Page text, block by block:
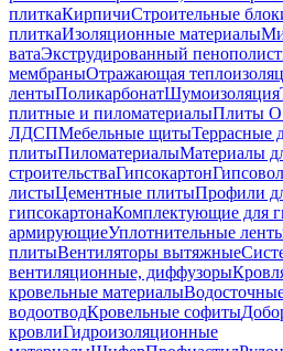
плиткаКирпичиСтроительные
плиткаИзоляционные материалы
ватаЭкструдированный
мембраныОтражающая
лентыПоликарбонатШумоизоляция
плитные и пиломатериалыПлиты
ЛДСПМебельные щитыТеррасные
плитыПиломатериалыМатериалы
строительстваГипсокартон
листыЦементные плитыПрофили
гипсокартонаКомплектующие для
армирующиеУплотнительные
плитыВентиляторы вытяжные
вентиляционные, диффузоры
кровельные материалы
водоотводКровельные софиты
кровлиГидроизоляционные